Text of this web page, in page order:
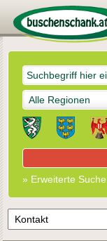
Alle Regionen
» Erweiterte Suche